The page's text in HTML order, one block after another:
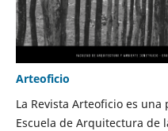
Arteoficio
La Revista Arteoficio es
Escuela de Arquitectura de